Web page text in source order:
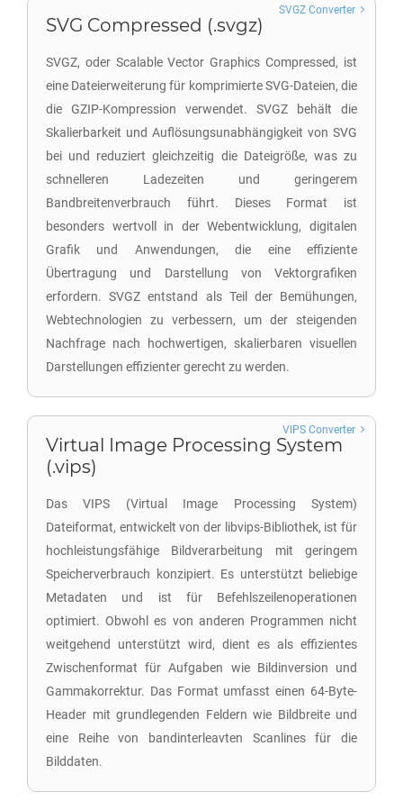
SVG Compressed (.svgz)
SVGZ, oder Scalable Vector Graphics Compressed, ist
eine Dateierweiterung für komprimierte SVG-Dateien, die
die GZIP-Kompression verwendet. SVGZ behält die
Skalierbarkeit und Auflösungsunabhängigkeit von SVG
bei und reduziert gleichzeitig die Dateigröße, was zu
schnelleren Ladezeiten und geringerem
Bandbreitenverbrauch führt. Dieses Format ist
besonders wertvoll in der Webentwicklung, digitalen
Grafik und Anwendungen, die eine effiziente
Übertragung und Darstellung von Vektorgrafiken
erfordern. SVGZ entstand als Teil der Bemühungen,
Webtechnologien zu verbessern, um der steigenden
Nachfrage nach hochwertigen, skalierbaren visuellen
Darstellungen effizienter gerecht zu werden.
SVGZ Converter
Virtual Image Processing System
(.vips)
Das VIPS (Virtual Image Processing System)
Dateiformat, entwickelt von der libvips-Bibliothek, ist für
hochleistungsfähige Bildverarbeitung mit geringem
Speicherverbrauch konzipiert. Es unterstützt beliebige
Metadaten und ist für Befehlszeilenoperationen
optimiert. Obwohl es von anderen Programmen nicht
weitgehend unterstützt wird, dient es als effizientes
Zwischenformat für Aufgaben wie Bildinversion und
Gammakorrektur. Das Format umfasst einen 64-Byte-
Header mit grundlegenden Feldern wie Bildbreite und
eine Reihe von bandinterleavten Scanlines für die
Bilddaten.
VIPS Converter